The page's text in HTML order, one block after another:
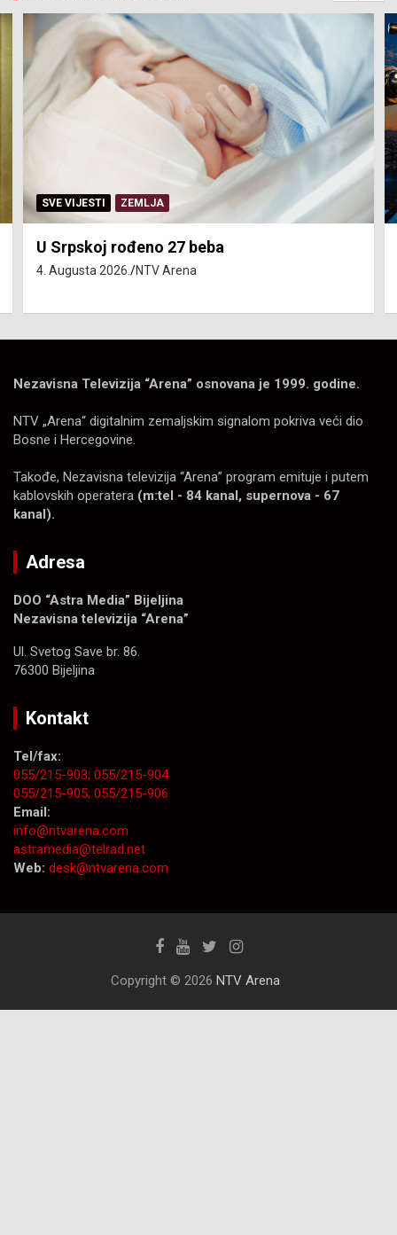
SERVISNE INFORMACIJE
Isključenja vode – utorak 4. avgust
4. Augusta 2026. NTV Arena
Nezavisna Televizija “Arena” osnovana je 1999. godine.
NTV „Arena“ digitalnim zemaljskim signalom pokriva veći dio
Bosne i Hercegovine.
Takođe, Nezavisna televizija “Arena” program emituje i putem
kablovskih operatera (m:tel - 84 kanal, supernova - 67
kanal).
Adresa
DOO “Astra Media” Bijeljina
Nezavisna televizija “Arena”
Ul. Svetog Save br. 86.
76300 Bijeljina
Kontakt
Tel/fax:
055/215-903; 055/215-904
055/215-905; 055/215-906
Email:
info@ntvarena.com
astramedia@telrad.net
Web: desk@ntvarena.com
Copyright © 2026 NTV Arena